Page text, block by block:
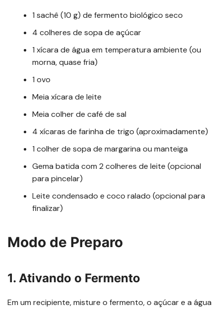
1 sachê (10 g) de fermento biológico seco
4 colheres de sopa de açúcar
1 xícara de água em temperatura ambiente (ou
morna, quase fria)
1 ovo
Meia xícara de leite
Meia colher de café de sal
4 xícaras de farinha de trigo (aproximadamente)
1 colher de sopa de margarina ou manteiga
Gema batida com 2 colheres de leite (opcional
para pincelar)
Leite condensado e coco ralado (opcional para
finalizar)
Modo de Preparo
1. Ativando o Fermento
Em um recipiente, misture o fermento, o açúcar e a água